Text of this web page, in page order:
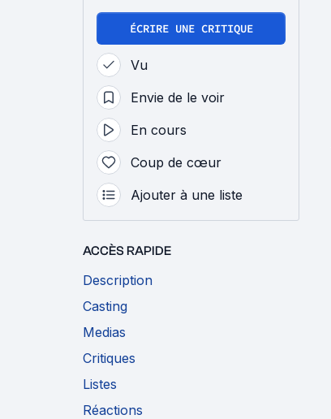
ÉCRIRE UNE CRITIQUE
Vu
Envie de le voir
En cours
Coup de cœur
Ajouter à une liste
ACCÈS RAPIDE
Description
Casting
Medias
Critiques
Listes
Réactions